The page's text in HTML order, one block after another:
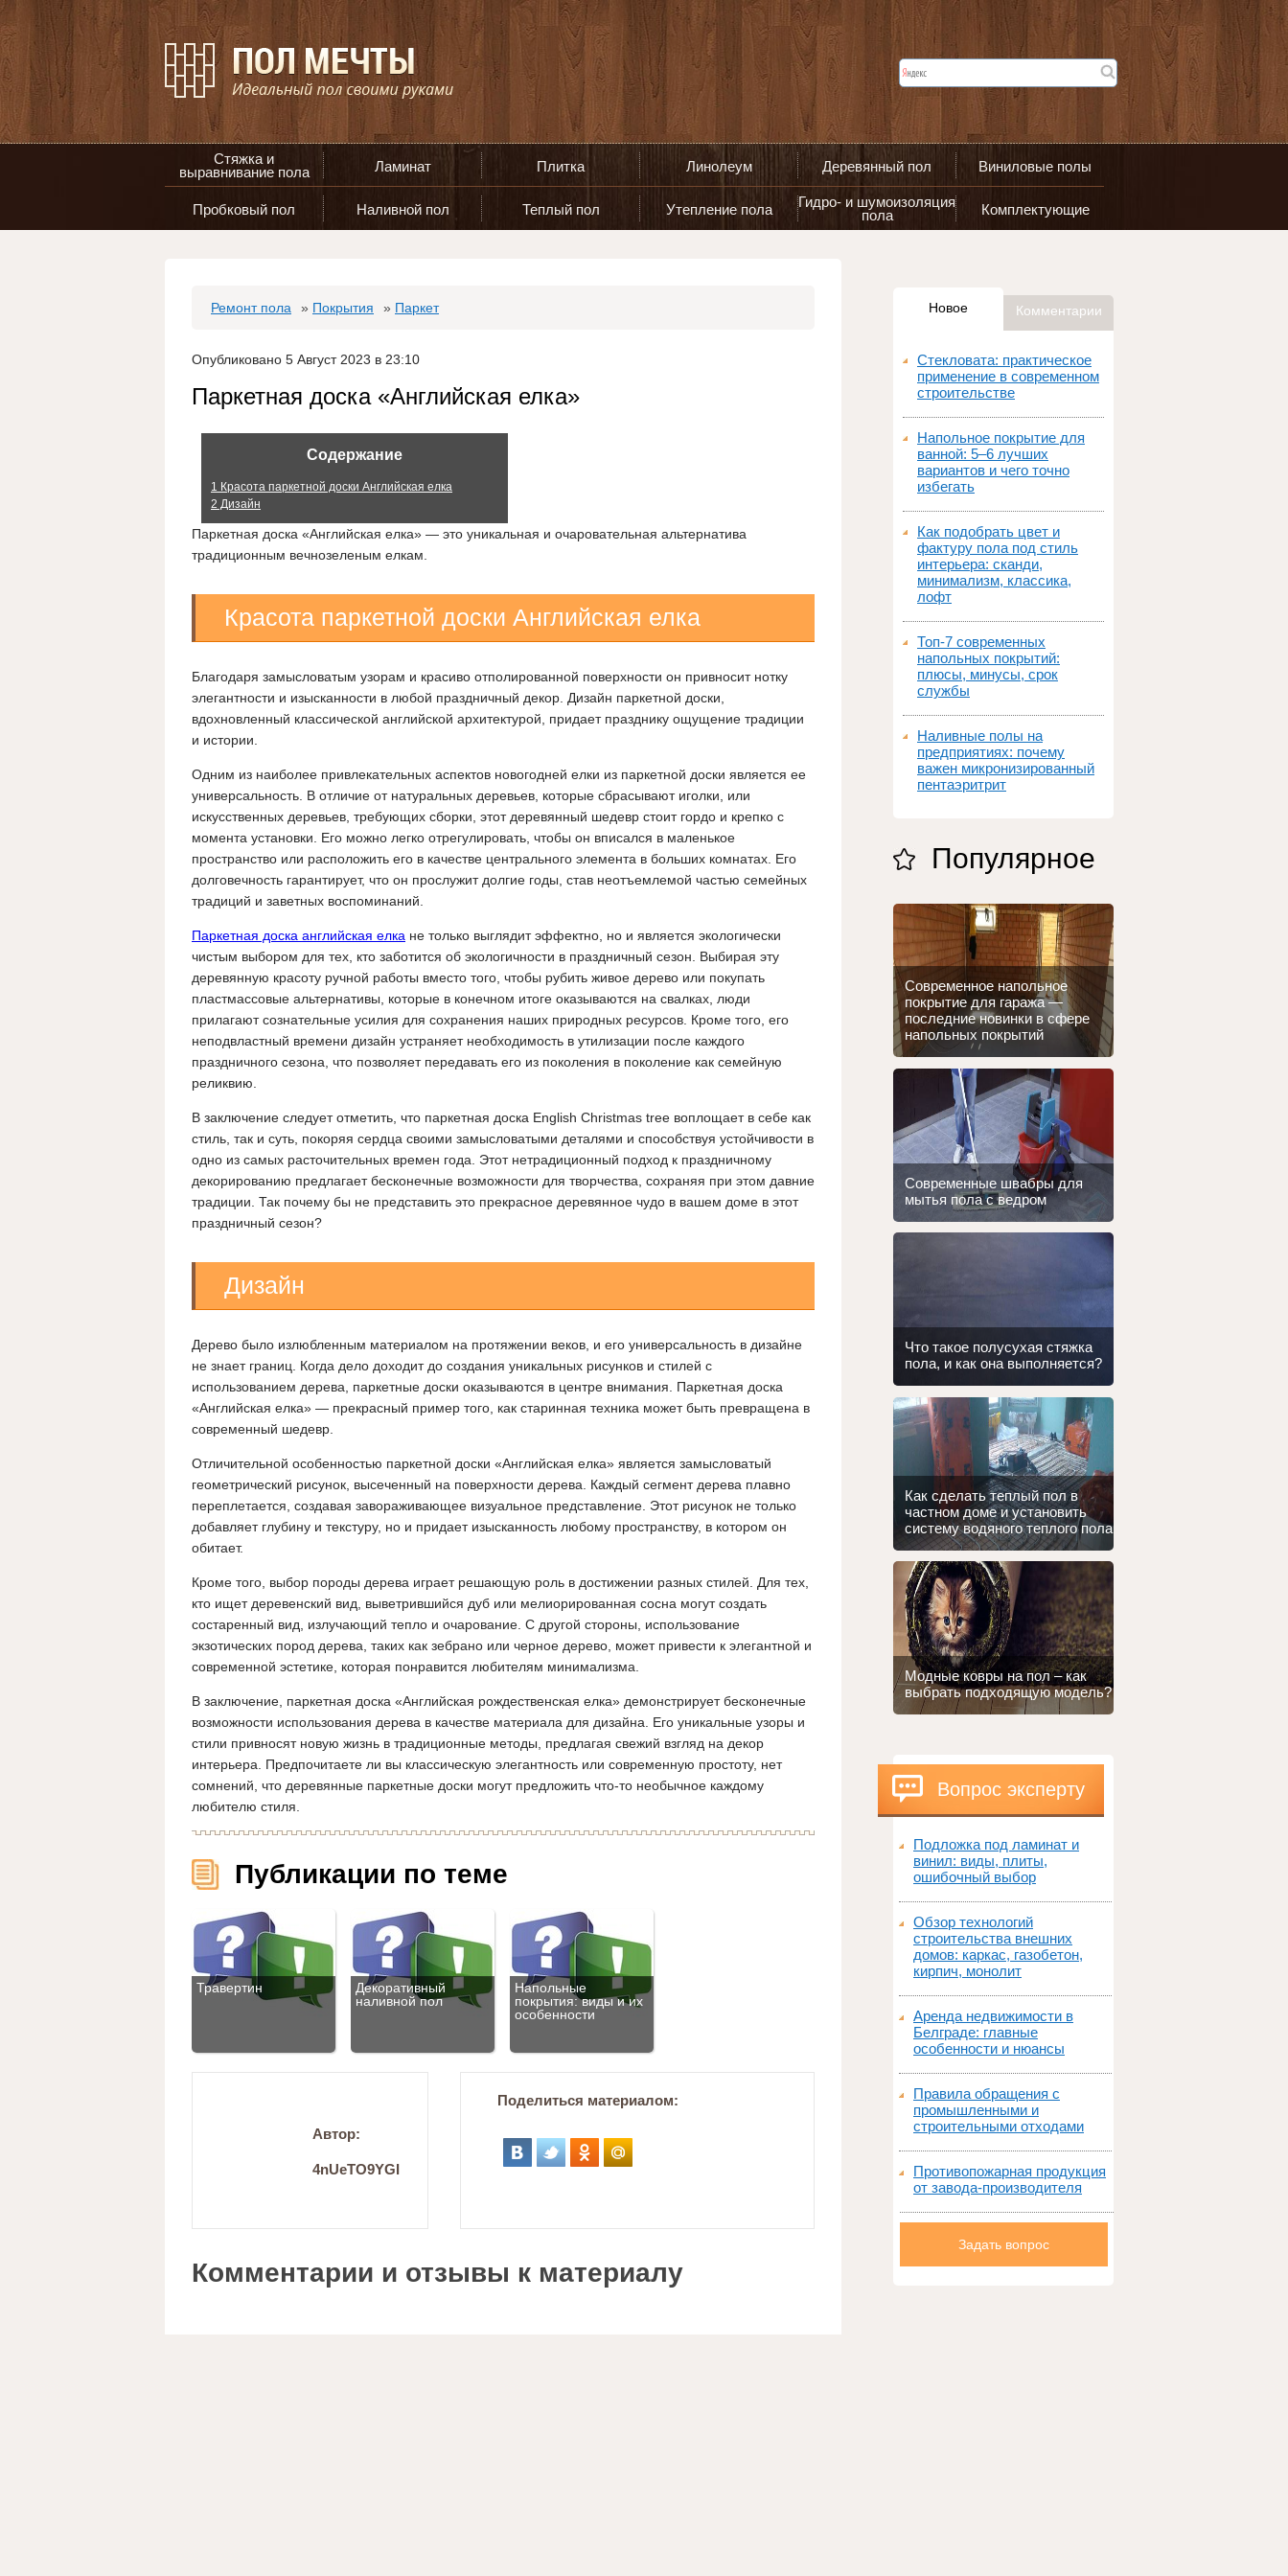
Стяжка и
выравнивание пола
Ламинат Плитка Линолеум Деревянный пол Виниловые полы
Пробковый пол Наливной пол Теплый пол Утепление пола
Гидро- и шумоизоляция
пола
Комплектующие
Ремонт пола » Покрытия » Паркет
Опубликовано 5 Август 2023 в 23:10
Паркетная доска «Английская елка»
Содержание
1 Красота паркетной доски Английская елка
2 Дизайн
Паркетная доска «Английская елка» — это уникальная и очаровательная альтернатива
традиционным вечнозеленым елкам.
Красота паркетной доски Английская елка
Благодаря замысловатым узорам и красиво отполированной поверхности он привносит нотку
элегантности и изысканности в любой праздничный декор. Дизайн паркетной доски,
вдохновленный классической английской архитектурой, придает празднику ощущение традиции
и истории.
Одним из наиболее привлекательных аспектов новогодней елки из паркетной доски является ее
универсальность. В отличие от натуральных деревьев, которые сбрасывают иголки, или
искусственных деревьев, требующих сборки, этот деревянный шедевр стоит гордо и крепко с
момента установки. Его можно легко отрегулировать, чтобы он вписался в маленькое
пространство или расположить его в качестве центрального элемента в больших комнатах. Его
долговечность гарантирует, что он прослужит долгие годы, став неотъемлемой частью семейных
традиций и заветных воспоминаний.
Паркетная доска английская елка не только выглядит эффектно, но и является экологически
чистым выбором для тех, кто заботится об экологичности в праздничный сезон. Выбирая эту
деревянную красоту ручной работы вместо того, чтобы рубить живое дерево или покупать
пластмассовые альтернативы, которые в конечном итоге оказываются на свалках, люди
прилагают сознательные усилия для сохранения наших природных ресурсов. Кроме того, его
неподвластный времени дизайн устраняет необходимость в утилизации после каждого
праздничного сезона, что позволяет передавать его из поколения в поколение как семейную
реликвию.
В заключение следует отметить, что паркетная доска English Christmas tree воплощает в себе как
стиль, так и суть, покоряя сердца своими замысловатыми деталями и способствуя устойчивости в
одно из самых расточительных времен года. Этот нетрадиционный подход к праздничному
декорированию предлагает бесконечные возможности для творчества, сохраняя при этом давние
традиции. Так почему бы не представить это прекрасное деревянное чудо в вашем доме в этот
праздничный сезон?
Дизайн
Дерево было излюбленным материалом на протяжении веков, и его универсальность в дизайне
не знает границ. Когда дело доходит до создания уникальных рисунков и стилей с
использованием дерева, паркетные доски оказываются в центре внимания. Паркетная доска
«Английская елка» — прекрасный пример того, как старинная техника может быть превращена в
современный шедевр.
Отличительной особенностью паркетной доски «Английская елка» является замысловатый
геометрический рисунок, высеченный на поверхности дерева. Каждый сегмент дерева плавно
переплетается, создавая завораживающее визуальное представление. Этот рисунок не только
добавляет глубину и текстуру, но и придает изысканность любому пространству, в котором он
обитает.
Кроме того, выбор породы дерева играет решающую роль в достижении разных стилей. Для тех,
кто ищет деревенский вид, выветрившийся дуб или мелиорированная сосна могут создать
состаренный вид, излучающий тепло и очарование. С другой стороны, использование
экзотических пород дерева, таких как зебрано или черное дерево, может привести к элегантной и
современной эстетике, которая понравится любителям минимализма.
В заключение, паркетная доска «Английская рождественская елка» демонстрирует бесконечные
возможности использования дерева в качестве материала для дизайна. Его уникальные узоры и
стили привносят новую жизнь в традиционные методы, предлагая свежий взгляд на декор
интерьера. Предпочитаете ли вы классическую элегантность или современную простоту, нет
сомнений, что деревянные паркетные доски могут предложить что-то необычное каждому
любителю стиля.
Публикации по теме
Травертин
Декоративный
наливной пол
Напольные
покрытия: виды и их
особенности
Автор:
4nUeTO9YGI
Поделиться материалом:
Комментарии и отзывы к материалу
Новое Комментарии
Стекловата: практическое
применение в современном
строительстве
Напольное покрытие для
ванной: 5–6 лучших
вариантов и чего точно
избегать
Как подобрать цвет и
фактуру пола под стиль
интерьера: сканди,
минимализм, классика,
лофт
Топ‑7 современных
напольных покрытий:
плюсы, минусы, срок
службы
Наливные полы на
предприятиях: почему
важен микронизированный
пентаэритрит
Популярное
Современное напольное
покрытие для гаража —
последние новинки в сфере
напольных покрытий
Современные швабры для
мытья пола с ведром
Что такое полусухая стяжка
пола, и как она выполняется?
Как сделать теплый пол в
частном доме и установить
систему водяного теплого пола
Модные ковры на пол – как
выбрать подходящую модель?
Вопрос эксперту
Подложка под ламинат и
винил: виды, плиты,
ошибочный выбор
Обзор технологий
строительства внешних
домов: каркас, газобетон,
кирпич, монолит
Аренда недвижимости в
Белграде: главные
особенности и нюансы
Правила обращения с
промышленными и
строительными отходами
Противопожарная продукция
от завода-производителя
Задать вопрос